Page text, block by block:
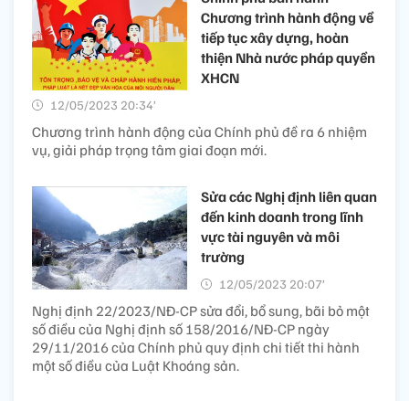
Chương trình hành động về
tiếp tục xây dựng, hoàn
thiện Nhà nước pháp quyền
XHCN
12/05/2023 20:34’
Chương trình hành động của Chính phủ đề ra 6 nhiệm
vụ, giải pháp trọng tâm giai đoạn mới.
Sửa các Nghị định liên quan
đến kinh doanh trong lĩnh
vực tài nguyên và môi
trường
12/05/2023 20:07’
Nghị định 22/2023/NĐ-CP sửa đổi, bổ sung, bãi bỏ một
số điều của Nghị định số 158/2016/NĐ-CP ngày
29/11/2016 của Chính phủ quy định chi tiết thi hành
một số điều của Luật Khoáng sản.